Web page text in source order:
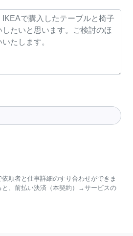
頼者と仕事詳細のすり合わせができま
と、前払い決済（本契約）→サービスの